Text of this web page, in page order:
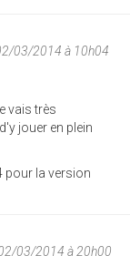
03/2014 à 10h04
vais très
jouer en plein
pour la version
03/2014 à 20h00